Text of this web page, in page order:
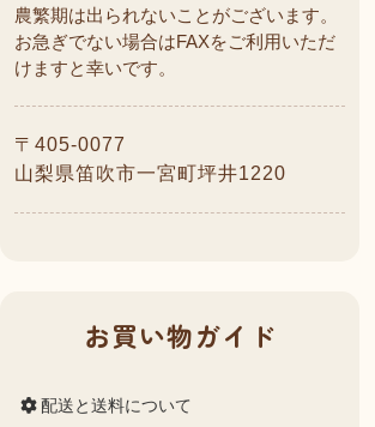
農繁期は出られないことがございます。
お急ぎでない場合はFAXをご利用いただ
けますと幸いです。
〒405-0077
山梨県笛吹市一宮町坪井1220
お買い物ガイド
配送と送料について